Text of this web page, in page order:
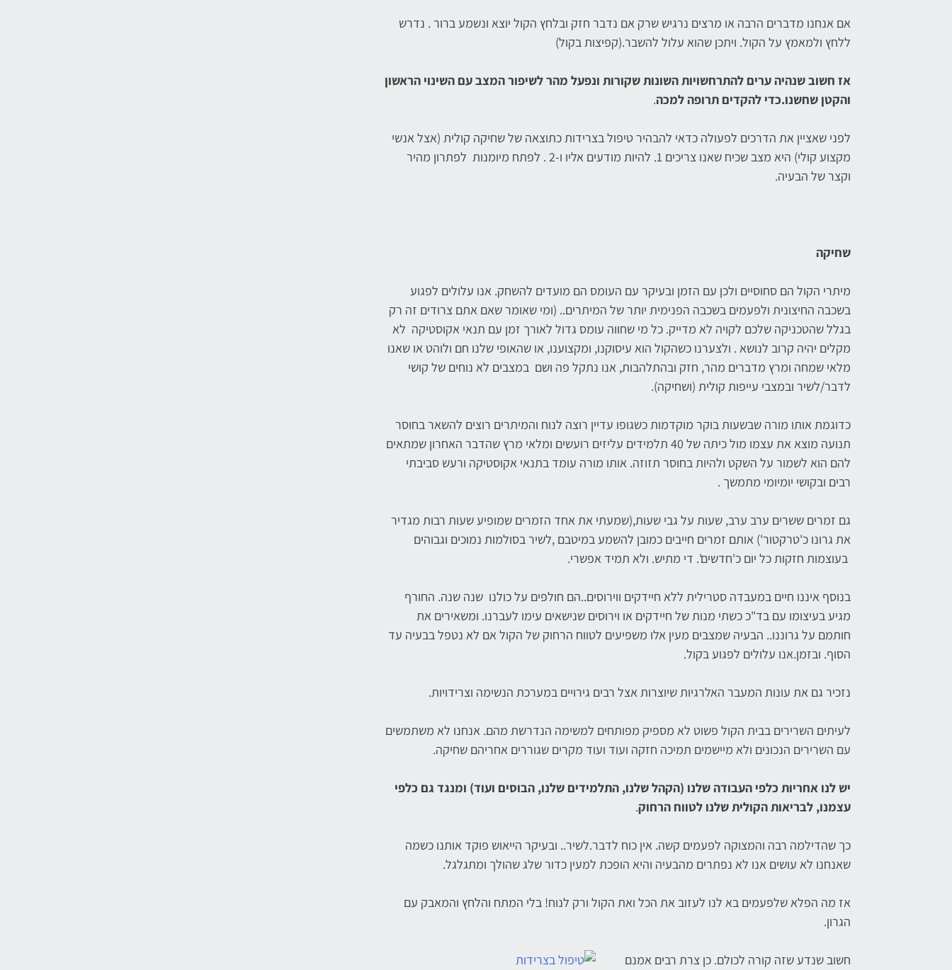
אם אנחנו מדברים הרבה או מרצים נרגיש שרק אם נדבר חזק ובלחץ הקול יוצא ונשמע ברור . נדרש
ללחץ ולמאמץ על הקול. ויתכן שהוא עלול להשבר.(קפיצות בקול)
אז חשוב שנהיה ערים להתרחשויות השונות שקורות ונפעל מהר לשיפור המצב עם השינוי הראשון
והקטן שחשנו.כדי להקדים תרופה למכה.
לפני שאציין את הדרכים לפעולה כדאי להבהיר טיפול בצרידות כתוצאה של שחיקה קולית (אצל אנשי
מקצוע קולי) היא מצב שכיח שאנו צריכים 1. להיות מודעים אליו ו-2 . לפתח מיומנות לפתרון מהיר
וקצר של הבעיה.
שחיקה
מיתרי הקול הם סחוסיים ולכן עם הזמן ובעיקר עם העומס הם מועדים להשחק. אנו עלולים לפגוע
בשכבה החיצונית ולפעמים בשכבה הפנימית יותר של המיתרים.. (ומי שאומר שאם אתם צרודים זה רק
בגלל שהטכניקה שלכם לקויה לא מדייק. כל מי שחווה עומס גדול לאורך זמן עם תנאי אקוסטיקה לא
מקלים יהיה קרוב לנושא . ולצערנו כשהקול הוא עיסוקנו, ומקצוענו, או שהאופי שלנו חם ולוהט או שאנו
מלאי שמחה ומרץ מדברים מהר, חזק ובהתלהבות, אנו נתקל פה ושם במצבים לא נוחים של קושי
לדבר/לשיר ובמצבי עייפות קולית (ושחיקה).
כדוגמת אותו מורה שבשעות בוקר מוקדמות כשגופו עדיין רוצה לנוח והמיתרים רוצים להשאר בחוסר
תנועה מוצא את עצמו מול כיתה של 40 תלמידים עליזים רועשים ומלאי מרץ שהדבר האחרון שמתאים
להם הוא לשמור על השקט ולהיות בחוסר תזוזה. אותו מורה עומד בתנאי אקוסטיקה ורעש סביבתי
רבים ובקושי יומיומי מתמשך .
גם זמרים ששרים ערב ערב, שעות על גבי שעות,(שמעתי את אחד הזמרים שמופיע שעות רבות מגדיר
את גרונו כ'טרקטור') אותם זמרים חייבים כמובן להשמע במיטבם ,לשיר בסולמות נמוכים וגבוהים
בעוצמות חזקות כל יום כ'חדשים'. די מתיש. ולא תמיד אפשרי.
בנוסף איננו חיים במעבדה סטרילית ללא חיידקים ווירוסים..הם חולפים על כולנו שנה שנה. החורף
מגיע בעיצומו עם בד"כ כשתי מנות של חיידקים או וירוסים שנישאים עימו לעברנו. ומשאירים את
חותמם על גרוננו.. הבעיה שמצבים מעין אלו משפיעים לטווח הרחוק של הקול אם לא נטפל בבעיה עד
הסוף. ובזמן.אנו עלולים לפגוע בקול.
נזכיר גם את עונות המעבר האלרגיות שיוצרות אצל רבים גירויים במערכת הנשימה וצרידויות.
לעיתים השרירים בבית הקול פשוט לא מספיק מפותחים למשימה הנדרשת מהם. אנחנו לא משתמשים
עם השרירים הנכונים ולא מיישמים תמיכה חזקה ועוד ועוד מקרים שגוררים אחריהם שחיקה.
יש לנו אחריות כלפי העבודה שלנו (הקהל שלנו, התלמידים שלנו, הבוסים ועוד) ומנגד גם כלפי
עצמנו, לבריאות הקולית שלנו לטווח הרחוק.
כך שהדילמה רבה והמצוקה לפעמים קשה. אין כוח לדבר.לשיר.. ובעיקר הייאוש פוקד אותנו כשמה
שאנחנו לא עושים אנו לא נפתרים מהבעיה והיא הופכת למעין כדור שלג שהולך ומתגלגל.
אז מה הפלא שלפעמים בא לנו לעזוב את הכל ואת הקול ורק לנוח! בלי המתח והלחץ והמאבק עם
הגרון.
חשוב שנדע שזה קורה לכולם. כן צרת רבים אמנם